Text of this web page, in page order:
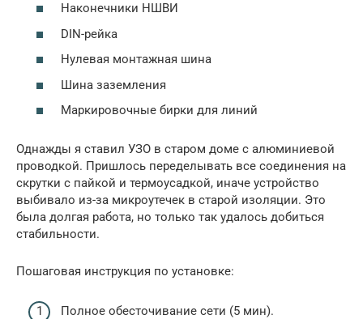
Наконечники НШВИ
DIN-рейка
Нулевая монтажная шина
Шина заземления
Маркировочные бирки для линий
Однажды я ставил УЗО в старом доме с алюминиевой
проводкой. Пришлось переделывать все соединения на
скрутки с пайкой и термоусадкой, иначе устройство
выбивало из-за микроутечек в старой изоляции. Это
была долгая работа, но только так удалось добиться
стабильности.
Пошаговая инструкция по установке:
Полное обесточивание сети (5 мин).